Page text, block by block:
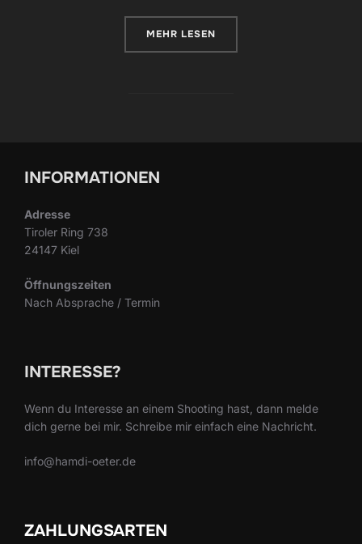
MEHR ÜBER „WAS BEDEUTEN DIE
LESEN
INFORMATIONEN
Adresse
Tiroler Ring 738
24147 Kiel
Öffnungszeiten
Nach Absprache / Termin
INTERESSE?
Wenn du Interesse an einem Shooting hast, dann melde
dich gerne bei mir. Schreibe mir einfach eine Nachricht.
info@hamdi-oeter.de
ZAHLUNGSARTEN